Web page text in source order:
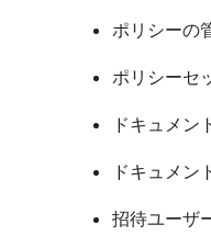
ポリシーの
ポリシーセ
ドキュメン
ドキュメン
招待ユーザ